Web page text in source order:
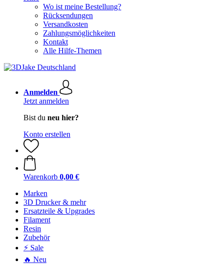
Wo ist meine Bestellung?
Rücksendungen
Versandkosten
Zahlungsmöglichkeiten
Kontakt
Alle Hilfe-Themen
Anmelden
Jetzt anmelden
Bist du neu hier?
Konto erstellen
Warenkorb 0,00 €
Marken
3D Drucker & mehr
Ersatzteile & Upgrades
Filament
Resin
Zubehör
⚡ Sale
🔥 Neu